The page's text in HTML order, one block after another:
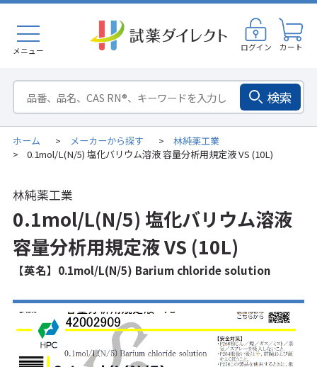
メニュー ログイン カート
検索
ホーム > メーカーから探す > 林純薬工業
> 0.1mol/L(N/5) 塩化バリウム溶液 容量分析用規定液 VS (10L)
林純薬工業
0.1mol/L(N/5) 塩化バリウム溶液
容量分析用規定液 VS (10L)
【英名】0.1mol/L(N/5) Barium chloride solution